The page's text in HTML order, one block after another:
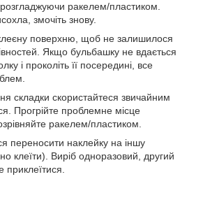
ракелем/пластиком.
змочіть знову.
поверхню, щоб не залишилося
Якщо бульбашку не вдається
і проколіть її посередині, все
складки скористайтеся звичайним
Прогрійте проблемне місце
ракелем/пластиком.
переносити наклейку на іншу
клеїти). Виріб одноразовий, другий
приклеїтися.